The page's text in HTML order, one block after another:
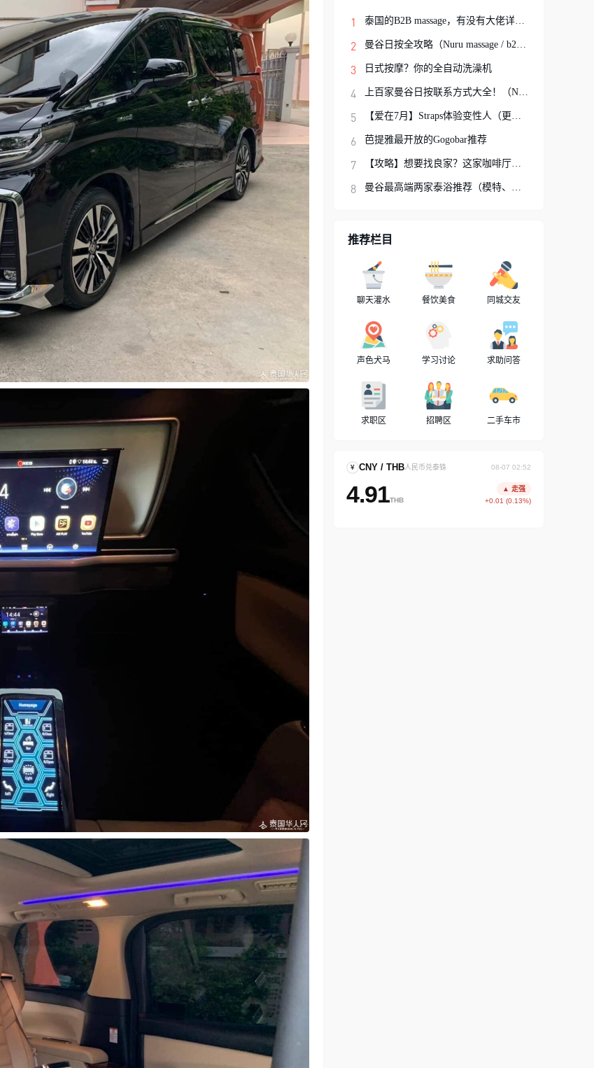
泰国的B2B massage，有没有大佬详细解说一
曼谷日按全攻略（Nuru massage / b2b按摩避
日式按摩？你的全自动洗澡机
上百家曼谷日按联系方式大全！（Nuru Massa
【爱在7月】Straps体验变性人（更新完结）
芭提雅最开放的Gogobar推荐
【攻略】想要找良家？这家咖啡厅你可以试试
曼谷最高端两家泰浴推荐（模特、网红、明星
推荐栏目
聊天灌水 餐饮美食 同城交友
声色犬马 学习讨论 求助问答
求职区 招聘区 二手车市
¥ CNY / THB人民币兑泰铢 08-07 02:52
4.91THB
▲ 走强
+0.01 (0.13%)